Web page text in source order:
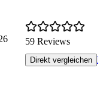
59 Reviews
Direkt vergleichen